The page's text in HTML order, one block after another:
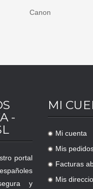
Canon
-
portal
y
MI
.
Mi cuenta
.
Mis
.
Facturas
.
Mis